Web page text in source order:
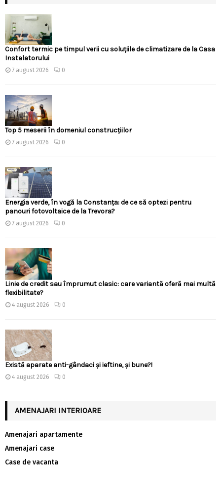
Confort termic pe timpul verii cu soluțiile de climatizare de la Casa
Instalatorului
7 august 2026 0
Top 5 meserii în domeniul construcțiilor
7 august 2026 0
Energia verde, în vogă la Constanța: de ce să optezi pentru
panouri fotovoltaice de la Trevora?
7 august 2026 0
Linie de credit sau împrumut clasic: care variantă oferă mai multă
flexibilitate?
4 august 2026 0
Există aparate anti-gândaci și ieftine, și bune?!
4 august 2026 0
AMENAJARI INTERIOARE
Amenajari apartamente
Amenajari case
Case de vacanta